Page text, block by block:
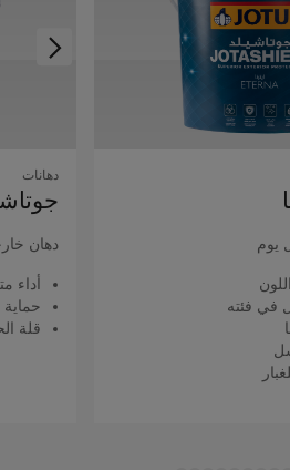
يوم
في فئته
دهانات
دهان
أداء
قلة